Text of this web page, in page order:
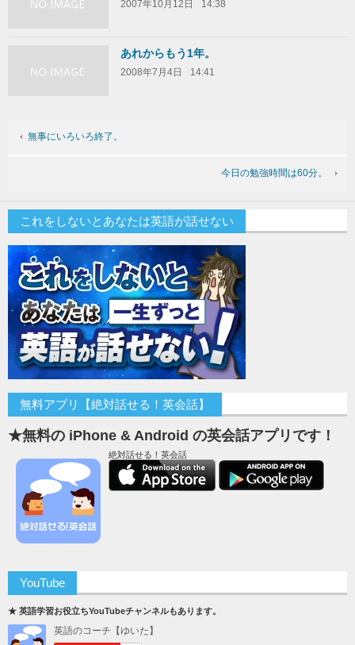
2007年10月12日 14:38
あれからもう1年。
2008年7月4日 14:41
無事にいろいろ終了。
今日の勉強時間は60分。
これをしないとあなたは英語が話せない
無料アプリ【絶対話せる！英会話】
★無料の iPhone & Android の英会話アプリです！
絶対話せる！英会話
YouTube
★ 英語学習お役立ちYouTubeチャンネルもあります。